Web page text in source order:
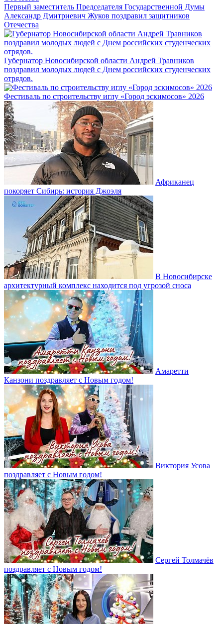
Первый заместитель Председателя Государственной Думы
Александр Дмитриевич Жуков поздравил защитников
Отечества
Губернатор Новосибирской области Андрей Травников
поздравил молодых людей с Днем российских студенческих
отрядов.
Фестиваль по строительству иглу «Город эскимосов» 2026
Африканец
покоряет Сибирь: история Джоэля
В Новосибирске
архитектурный комплекс находится под угрозой сноса
Амаретти
Канзони поздравляет с Новым годом!
Виктория Усова
поздравляет с Новым годом!
Сергей Толмачёв
поздравляет с Новым годом!